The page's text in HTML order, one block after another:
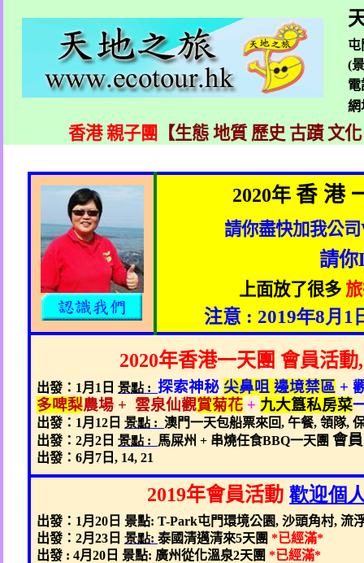
屯
(
電
香港 親子團 【生態 地質 歷史 古蹟 文
2020年香 港
請你盡快加我公司
請你
上面放了很多
注意 : 2019年8月1
2020年香港一天團 會員活動,
出發： 1 月 1 日景點: 探索神秘 尖鼻咀 邊境禁區 +
多啤梨農場 + 雲泉仙觀賞菊花 + 九大簋私房菜
出發： 1 月 12 日景點:澳門一天包船票來回,午餐,領隊,
出發：2月2 日景點: 馬屎州 + 串燒任食BBQ一天團會員
出發：6月 7 日, 14, 21
2019年會員活動 歡迎個
出發： 1 月20 日景點: T-Park屯門環境公園,沙頭角村,流
出發：2月23 日景點:泰國清邁清來5天團 *已經滿*
出發 : 4月20 日 景點: 廣州從化溫泉2天團 *已經滿*